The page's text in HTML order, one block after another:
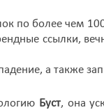
по более чем
ссылки,
а также
Буст, она